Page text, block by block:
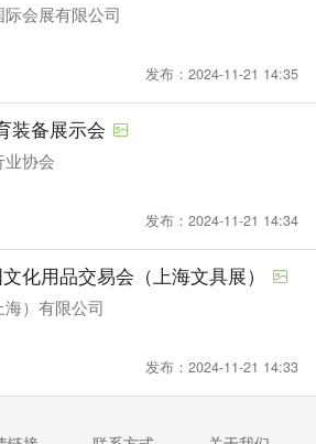
会展有限公司
发布：2024-11-21 14:35
装备展示会
业协会
发布：2024-11-21 14:34
化用品交易会（上海文具展）
）有限公司
发布：2024-11-21 14:33